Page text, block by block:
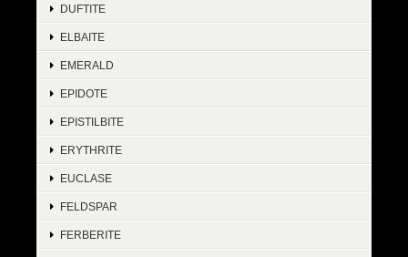
DUFTITE
ELBAITE
EMERALD
EPIDOTE
EPISTILBITE
ERYTHRITE
EUCLASE
FELDSPAR
FERBERITE